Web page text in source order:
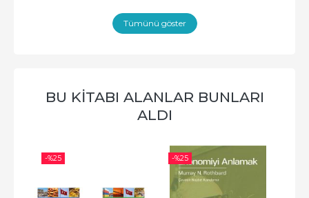
Tümünü göster
BU KITABI ALANLAR BUNLARI
ALDI
-%25 -%25